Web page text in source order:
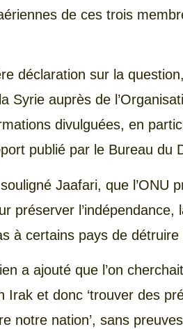
de ces trois
déclaration sur la
Syrie auprès de
divulguées, en
publié par le Bureau du
Jaafari, que l’ONU
préserver
à certains pays de détruire
a ajouté que l’on
Irak et donc ‘trouver des
notre nation’, sans